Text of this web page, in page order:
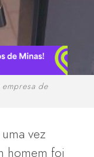
de
vez
homem foi